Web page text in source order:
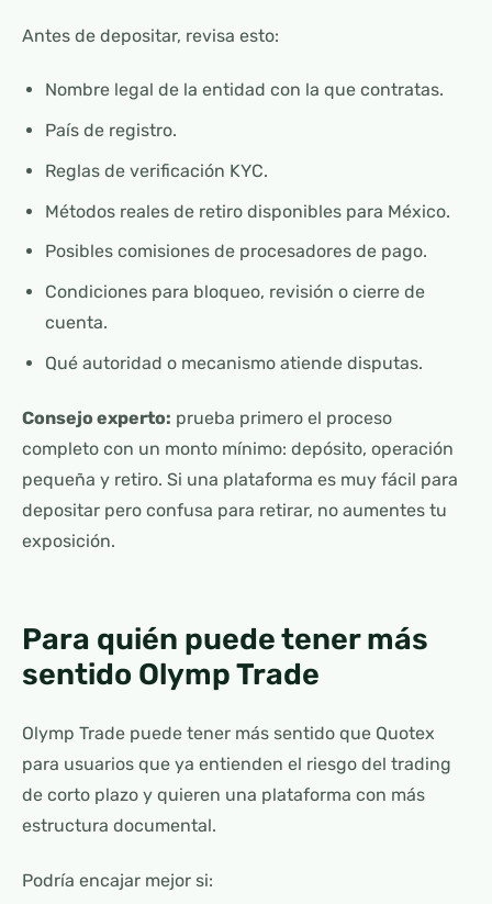
Antes de depositar, revisa esto:
Nombre legal de la entidad con la que contratas.
País de registro.
Reglas de verificación KYC.
Métodos reales de retiro disponibles para México.
Posibles comisiones de procesadores de pago.
Condiciones para bloqueo, revisión o cierre de
cuenta.
Qué autoridad o mecanismo atiende disputas.
Consejo experto: prueba primero el proceso
completo con un monto mínimo: depósito, operación
pequeña y retiro. Si una plataforma es muy fácil para
depositar pero confusa para retirar, no aumentes tu
exposición.
Para quién puede tener más
sentido Olymp Trade
Olymp Trade puede tener más sentido que Quotex
para usuarios que ya entienden el riesgo del trading
de corto plazo y quieren una plataforma con más
estructura documental.
Podría encajar mejor si: